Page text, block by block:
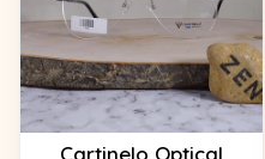
Cartinelo Optical